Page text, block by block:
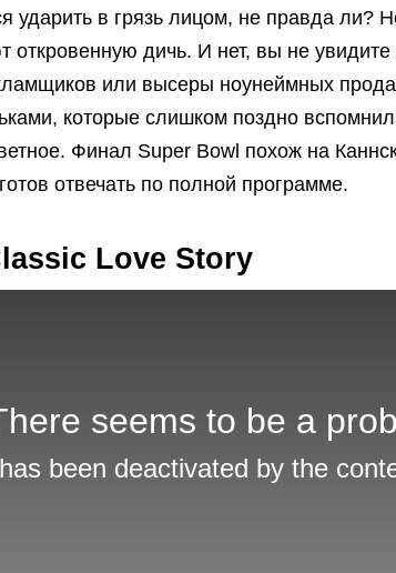
ударить в грязь лицом, не правда ли?
откровенную дичь. И нет, вы не увидите
или высеры ноунеймных
которые слишком поздно
Финал Super Bowl похож на
отвечать по полной программе.
Love Story